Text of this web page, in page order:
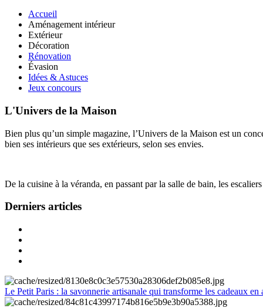
Accueil
Aménagement intérieur
Extérieur
Décoration
Rénovation
Évasion
Idées & Astuces
Jeux concours
L'Univers de la Maison
Bien plus qu’un simple magazine, l’Univers de la Maison est un
bien ses intérieurs que ses extérieurs, selon ses envies.
De la cuisine à la véranda, en passant par la salle de bain, les
Derniers articles
Le Petit Paris : la savonnerie artisanale qui transforme les cadeaux en